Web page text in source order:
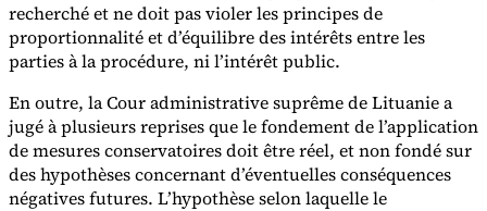
recherché et ne doit pas violer les principes de
proportionnalité et d’équilibre des intérêts entre les
parties à la procédure, ni l’intérêt public.
En outre, la Cour administrative suprême de Lituanie a
jugé à plusieurs reprises que le fondement de l’application
de mesures conservatoires doit être réel, et non fondé sur
des hypothèses concernant d’éventuelles conséquences
négatives futures. L’hypothèse selon laquelle le